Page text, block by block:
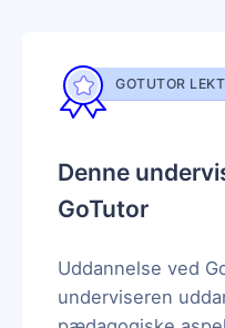
GOTUTOR
Denne
GoTutor
Uddannelse ved
underviseren